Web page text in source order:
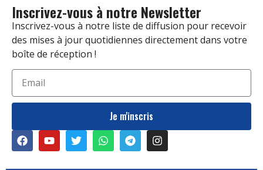
Inscrivez-vous à notre Newsletter
Inscrivez-vous à notre liste de diffusion pour recevoir
des mises à jour quotidiennes directement dans votre
boîte de réception !
Je m'inscris